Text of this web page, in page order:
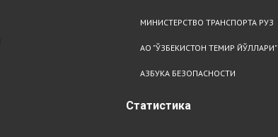
МИНИСТЕРСТВО ТРАНСПОРТА РУЗ
АО "ЎЗБЕКИСТОН ТЕМИР ЙЎЛЛАРИ"
АЗБУКА БЕЗОПАСНОСТИ
Статистика